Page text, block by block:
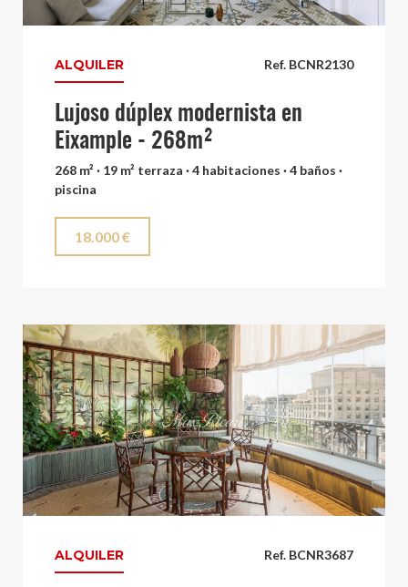
Ref. BCNR2130
ALQUILER
Lujoso dúplex modernista en
Eixample - 268m²
268 m² · 19 m² terraza · 4 habitaciones · 4 baños ·
piscina
18.000 €
Ref. BCNR3687
ALQUILER